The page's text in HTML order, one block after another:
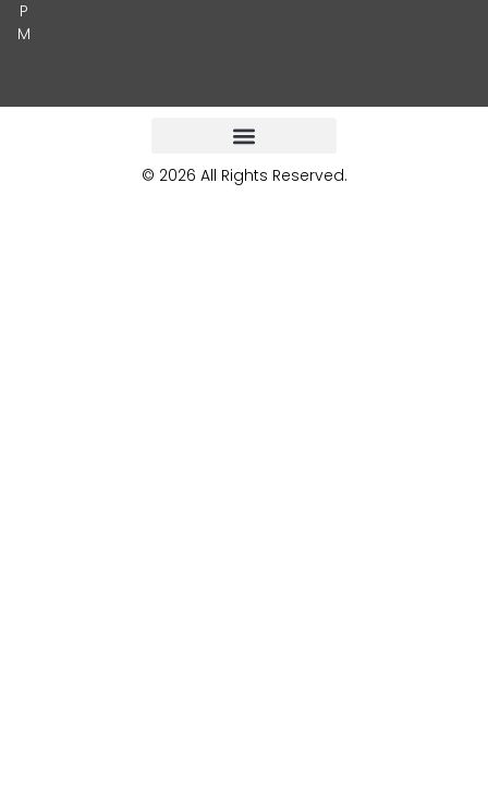
P
M
© 2026 All Rights Reserved.